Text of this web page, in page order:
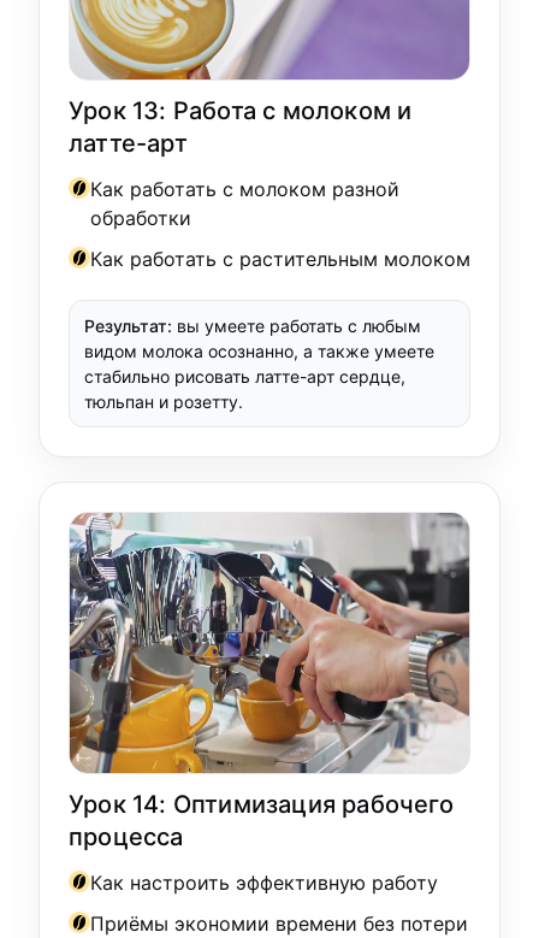
Урок 13: Работа с молоком и
латте-арт
Как работать с молоком разной
обработки
Как работать с растительным молоком
Результат: вы умеете работать с любым
видом молока осознанно, а также умеете
стабильно рисовать латте-арт сердце,
тюльпан и розетту.
Урок 14: Оптимизация рабочего
процесса
Как настроить эффективную работу
Приёмы экономии времени без потери